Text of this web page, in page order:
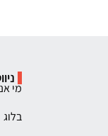
מי
בלוג